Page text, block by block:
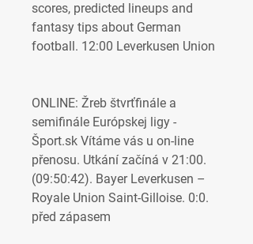
scores, predicted lineups and
fantasy tips about German
football. 12:00 Leverkusen Union
ONLINE: Žreb štvrťfinále a
semifinále Európskej ligy -
Šport.sk Vítáme vás u on-line
přenosu. Utkání začíná v 21:00.
(09:50:42). Bayer Leverkusen –
Royale Union Saint-Gilloise. 0:0.
před zápasem